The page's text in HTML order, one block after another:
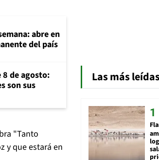
abre en
del país
8 de agosto:
son sus
"Tanto
y que estará en
Las más leídas